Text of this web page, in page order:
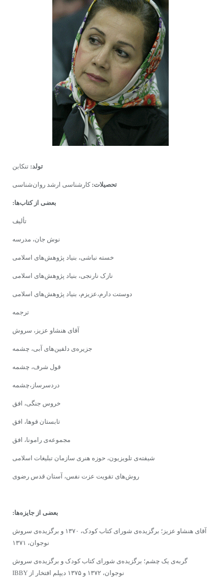
تولد: تنکابن
تحصیلات:کارشناسى ارشد روان‌شناسى
بعضی از کتاب‌ها:
تألیف
نوش جان، مدرسه
خسته نباشى، بنیاد پژوهش‌هاى اسلامى
نازک نارنجى، بنیاد پژوهش‌هاى اسلامى
دوستت دارم،عزیزم، بنیاد پژوهش‌هاى اسلامى
ترجمه
آقاى هنشاو عزیز، سروش
جزیره‌ى دلفین‌هاى آبى‌، چشمه
قول شرف، چشمه
دردسرساز،‌چشمه
خروس جنگى، افق
تابستان‌ قوها، افق
مجموعه‌ى رامونا، افق
شیفته‌ى تلویزیون، حوزه‌ ‌‌هنرى سازمان تبلیغات اسلامى
روش‌هاى تقویت عزت نفس، آستان قدس رضوی
بعضى از جایزه‌ها:
آقای هنشاو عزیز؛ برگزیده‌ى شوراى کتاب کودک، ۱۳۷۰ و برگزیده‌ى سروش
نوجوان، ۱۳۷۱
گربه‌ى یک چشم؛ برگزیده‌ى شوراى کتاب کودک و برگزیده‌ى سروش
نوجوان، ۱۳۷۲ و ۱۳۷۵ دیپلم افتخار از IBBY